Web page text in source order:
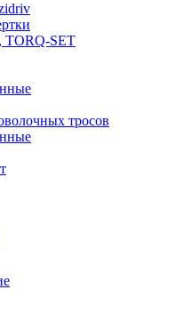
SET
тросов